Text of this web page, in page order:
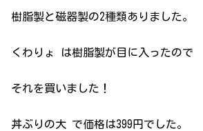
樹脂製と磁器製の2種類ありました。
くわりょ は樹脂製が目に入ったので
それを買いました！
丼ぶりの大 で価格は399円でした。